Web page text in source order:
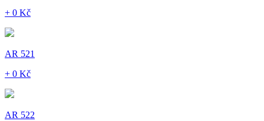
+ 0 Kč
AR 521
+ 0 Kč
AR 522